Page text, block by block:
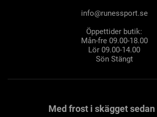
info@runessport.se
Öppettider butik:
Mån-fre 09.00-18.00
Lör 09.00-14.00
Sön Stängt
Med frost i skägget sedan